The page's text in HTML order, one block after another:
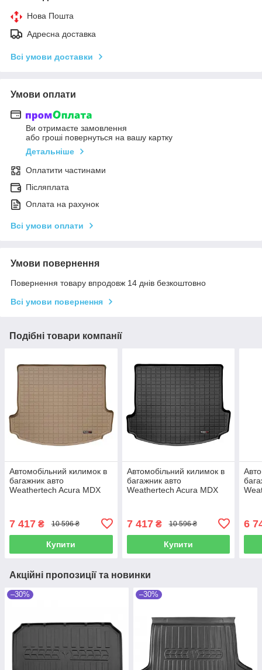
Нова Пошта
Адресна доставка
Всі умови доставки
Умови оплати
Ви отримаєте замовлення
або гроші повернуться на вашу картку
Детальніше
Оплатити частинами
Післяплата
Оплата на рахунок
Всі умови оплати
Умови повернення
Повернення товару впродовж 14 днів безкоштовно
Всі умови повернення
Подібні товари компанії
Автомобільний килимок в
багажник авто
Weathertech Acura MDX
7 417 ₴ 10 596 ₴
Купити
Автомобільний килимок в
багажник авто
Weathertech Acura MDX
7 417₴ 10 596 ₴
Купити
6
Акційні пропозиції та новинки
–30% –30%